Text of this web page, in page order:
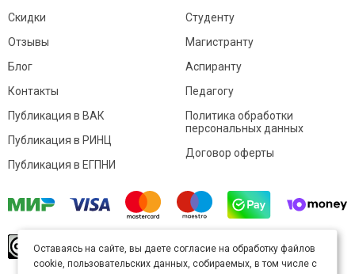
Скидки
Отзывы
Блог
Контакты
Студенту
Магистранту
Аспиранту
Педагогу
Публикация в ВАК
Публикация в РИНЦ
Публикация в ЕГПНИ
Политика обработки
персональных данных
Договор оферты
произведение доступно полицензии Creative
Commons «Attribution» («Атрибуция») 4.0
Оставаясь на сайте, вы даете согласие на обработку файлов
cookie, пользовательских данных, собираемых, в том числе с